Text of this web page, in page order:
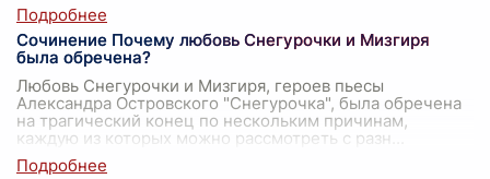
Сочинение Почему любовь Снегурочки и Мизгиря
была обречена?
Любовь Снегурочки и Мизгиря, героев пьесы
Александра Островского "Снегурочка", была обречена
на трагический конец по нескольким причинам,
каждую из которых можно рассмотреть с разн